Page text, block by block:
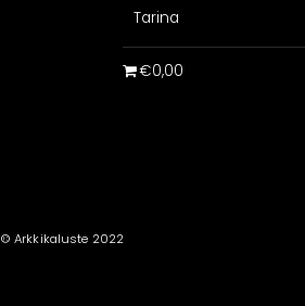
Tarina
€0,00
© Arkkikaluste 2022